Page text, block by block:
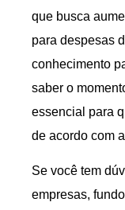
que busca
para despesas
conhecimento
saber o
essencial para
de acordo com
Se você tem
empresas,